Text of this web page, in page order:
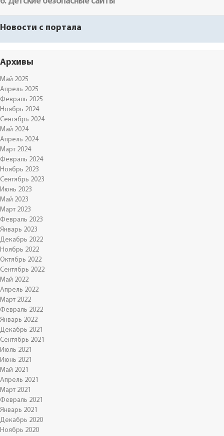
Новости с портала
Архивы
Май 2025
Апрель 2025
Февраль 2025
Ноябрь 2024
Сентябрь 2024
Май 2024
Апрель 2024
Март 2024
Февраль 2024
Ноябрь 2023
Сентябрь 2023
Июнь 2023
Май 2023
Март 2023
Февраль 2023
Январь 2023
Декабрь 2022
Ноябрь 2022
Октябрь 2022
Сентябрь 2022
Май 2022
Апрель 2022
Март 2022
Февраль 2022
Январь 2022
Декабрь 2021
Сентябрь 2021
Июль 2021
Июнь 2021
Май 2021
Апрель 2021
Март 2021
Февраль 2021
Январь 2021
Декабрь 2020
Ноябрь 2020